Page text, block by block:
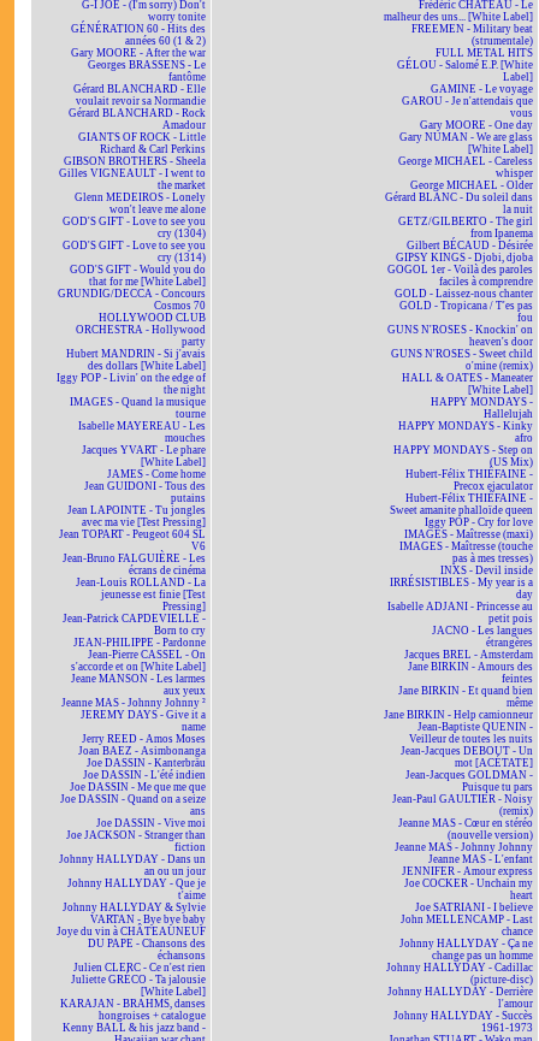
G-I JOE - (I'm sorry) Don't
worry tonite
GÉNÉRATION 60 - Hits des
années 60 (1 & 2)
Gary MOORE - After the war
Georges BRASSENS - Le
fantôme
Gérard BLANCHARD - Elle
voulait revoir sa Normandie
Gérard BLANCHARD - Rock
Amadour
GIANTS OF ROCK - Little
Richard & Carl Perkins
GIBSON BROTHERS - Sheela
Gilles VIGNEAULT - I went to
the market
Glenn MEDEIROS - Lonely
won't leave me alone
GOD'S GIFT - Love to see you
cry (1304)
GOD'S GIFT - Love to see you
cry (1314)
GOD'S GIFT - Would you do
that for me [White Label]
GRUNDIG/DECCA - Concours
Cosmos 70
HOLLYWOOD CLUB
ORCHESTRA - Hollywood
party
Hubert MANDRIN - Si j'avais
des dollars [White Label]
Iggy POP - Livin' on the edge of
the night
IMAGES - Quand la musique
tourne
Isabelle MAYEREAU - Les
mouches
Jacques YVART - Le phare
[White Label]
JAMES - Come home
Jean GUIDONI - Tous des
putains
Jean LAPOINTE - Tu jongles
avec ma vie [Test Pressing]
Jean TOPART - Peugeot 604 SL
V6
Jean-Bruno FALGUIÈRE - Les
écrans de cinéma
Jean-Louis ROLLAND - La
jeunesse est finie [Test
Pressing]
Jean-Patrick CAPDEVIELLE -
Born to cry
JEAN-PHILIPPE - Pardonne
Jean-Pierre CASSEL - On
s'accorde et on [White Label]
Jeane MANSON - Les larmes
aux yeux
Jeanne MAS - Johnny Johnny ²
JEREMY DAYS - Give it a
name
Jerry REED - Amos Moses
Joan BAEZ - Asimbonanga
Joe DASSIN - Kanterbräu
Joe DASSIN - L'été indien
Joe DASSIN - Me que me que
Joe DASSIN - Quand on a seize
ans
Joe DASSIN - Vive moi
Joe JACKSON - Stranger than
fiction
Johnny HALLYDAY - Dans un
an ou un jour
Johnny HALLYDAY - Que je
t'aime
Johnny HALLYDAY & Sylvie
VARTAN - Bye bye baby
Joye du vin à CHÂTEAUNEUF
DU PAPE - Chansons des
échansons
Julien CLERC - Ce n'est rien
Juliette GRÉCO - Ta jalousie
[White Label]
KARAJAN - BRAHMS, danses
hongroises + catalogue
Kenny BALL & his jazz band -
Frédéric CHATEAU - Le
malheur des uns... [White Label]
FREEMEN - Military beat
(strumentale)
FULL METAL HITS
GÉLOU - Salomé E.P. [White
Label]
GAMINE - Le voyage
GAROU - Je n'attendais que
vous
Gary MOORE - One day
Gary NUMAN - We are glass
[White Label]
George MICHAEL - Careless
whisper
George MICHAEL - Older
Gérard BLANC - Du soleil dans
la nuit
GETZ/GILBERTO - The girl
from Ipanema
Gilbert BÉCAUD - Désirée
GIPSY KINGS - Djobi, djoba
GOGOL 1er - Voilà des paroles
faciles à comprendre
GOLD - Laissez-nous chanter
GOLD - Tropicana / T'es pas
fou
GUNS N'ROSES - Knockin' on
heaven's door
GUNS N'ROSES - Sweet child
o'mine (remix)
HALL & OATES - Maneater
[White Label]
HAPPY MONDAYS -
Hallelujah
HAPPY MONDAYS - Kinky
afro
HAPPY MONDAYS - Step on
(US Mix)
Hubert-Félix THIÉFAINE -
Precox ejaculator
Hubert-Félix THIÉFAINE -
Sweet amanite phalloïde queen
Iggy POP - Cry for love
IMAGES - Maîtresse (maxi)
IMAGES - Maîtresse (touche
pas à mes tresses)
INXS - Devil inside
IRRÉSISTIBLES - My year is a
day
Isabelle ADJANI - Princesse au
petit pois
JACNO - Les langues
étrangères
Jacques BREL - Amsterdam
Jane BIRKIN - Amours des
feintes
Jane BIRKIN - Et quand bien
même
Jane BIRKIN - Help camionneur
Jean-Baptiste QUENIN -
Veilleur de toutes les nuits
Jean-Jacques DEBOUT - Un
mot [ACÉTATE]
Jean-Jacques GOLDMAN -
Puisque tu pars
Jean-Paul GAULTIER - Noisy
(remix)
Jeanne MAS - Cœur en stéréo
(nouvelle version)
Jeanne MAS - Johnny Johnny
Jeanne MAS - L'enfant
JENNIFER - Amour express
Joe COCKER - Unchain my
heart
Joe SATRIANI - I believe
John MELLENCAMP - Last
chance
Johnny HALLYDAY - Ça ne
change pas un homme
Johnny HALLYDAY - Cadillac
(picture-disc)
Johnny HALLYDAY - Derrière
l'amour
Johnny HALLYDAY - Succès
1961-1973